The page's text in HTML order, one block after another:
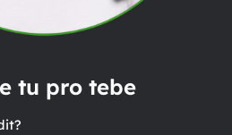
tu pro tebe